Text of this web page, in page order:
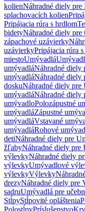
kolienNáhradné diely pre
splachovacích kolien
Pripájacia rúra s hrdlom
bidetyNáhradné diely pre
zápachové uzávierky
uzávierkyPripájacia rúra
miestoUmývadlá
umývadláNáhradné diely
umývadláNáhradné diely
doskuNáhradné diely pre
umývadláNáhradné diely
umývadloPolozápustné
umývadláZápustné
umývadláVstavané
umývadláRohové
detiNáhradné diely pre
žľabyNáhradné diely
výlevkyNáhradné diely
výlevkyUmývadlové
výlevkyVýlevky
drezyNáhradné diely pre
sadruUmývadlá pre
StĺpyStĺpovité opláštenia
PolostĺpyPríslušenstvo